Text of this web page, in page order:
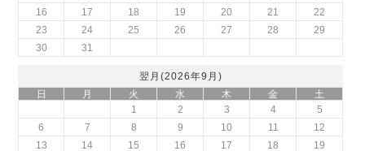
16
17 18 19 20 21
22
23
24 25 26 27 28
29
30
31
翌月(2026年9月)
日
月 火 水 木 金
土
1
2 3 4
5
6
7 8 9 10 11
12
13
14 15 16 17 18
19